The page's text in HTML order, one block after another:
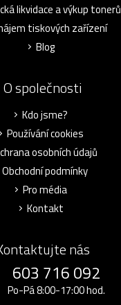
likvidace a výkup tonerů
tiskových zařízení
Blog
O společnosti
Kdo jsme?
Používání cookies
osobních údajů
Obchodní podmínky
Pro média
Kontakt
nás
603 716 092
Po-Pá 8:00-17:00 hod.